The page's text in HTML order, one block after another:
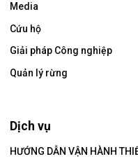
Media
Cứu hộ
Giải pháp Công nghiệp
Quản lý rừng
Dịch vụ
HƯỚNG DẪN VẬN HÀNH